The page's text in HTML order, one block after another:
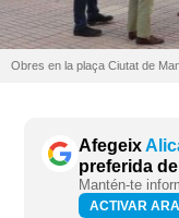
Obres en la plaça Ciutat de
Afegeix
preferida
Mantén-te
ACTIVAR ARA